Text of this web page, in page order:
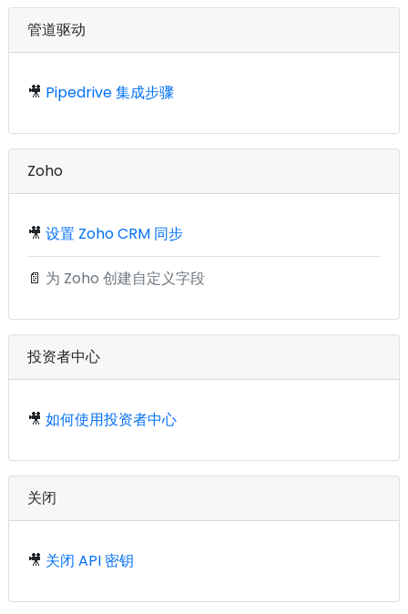
管道驱动
🎥 Pipedrive 集成步骤
Zoho
🎥 设置 Zoho CRM 同步
📄 为 Zoho 创建自定义字段
投资者中心
🎥 如何使用投资者中心
关闭
🎥 关闭 API 密钥